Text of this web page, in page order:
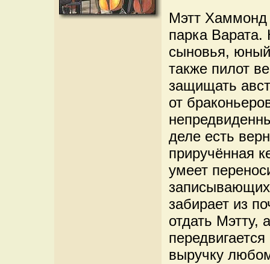
Мэтт Хаммонд
парка
сыновья,
также пилот
защищать
от
деле есть
приручённая
умеет
записывающих
забирает из
отдать Мэтту,
выручку